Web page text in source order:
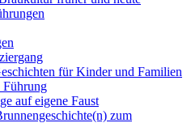
für Kinder und Familien
Führung
auf eigene Faust
zum